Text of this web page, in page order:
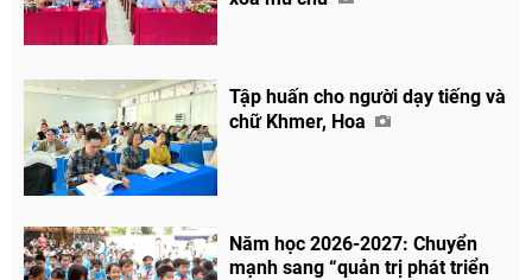
Tập huấn cho người dạy tiếng và
chữ Khmer, Hoa
Năm học 2026-2027: Chuyển
mạnh sang “quản trị phát triển